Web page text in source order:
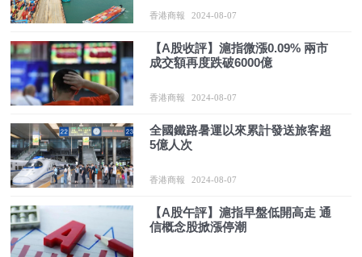
香港商報 2024-08-07
【A股收評】滬指微漲0.09% 兩市
成交額再度跌破6000億
香港商報 2024-08-07
全國鐵路暑運以來累計發送旅客超
5億人次
香港商報 2024-08-07
【A股午評】滬指早盤低開高走 通
信概念股掀漲停潮